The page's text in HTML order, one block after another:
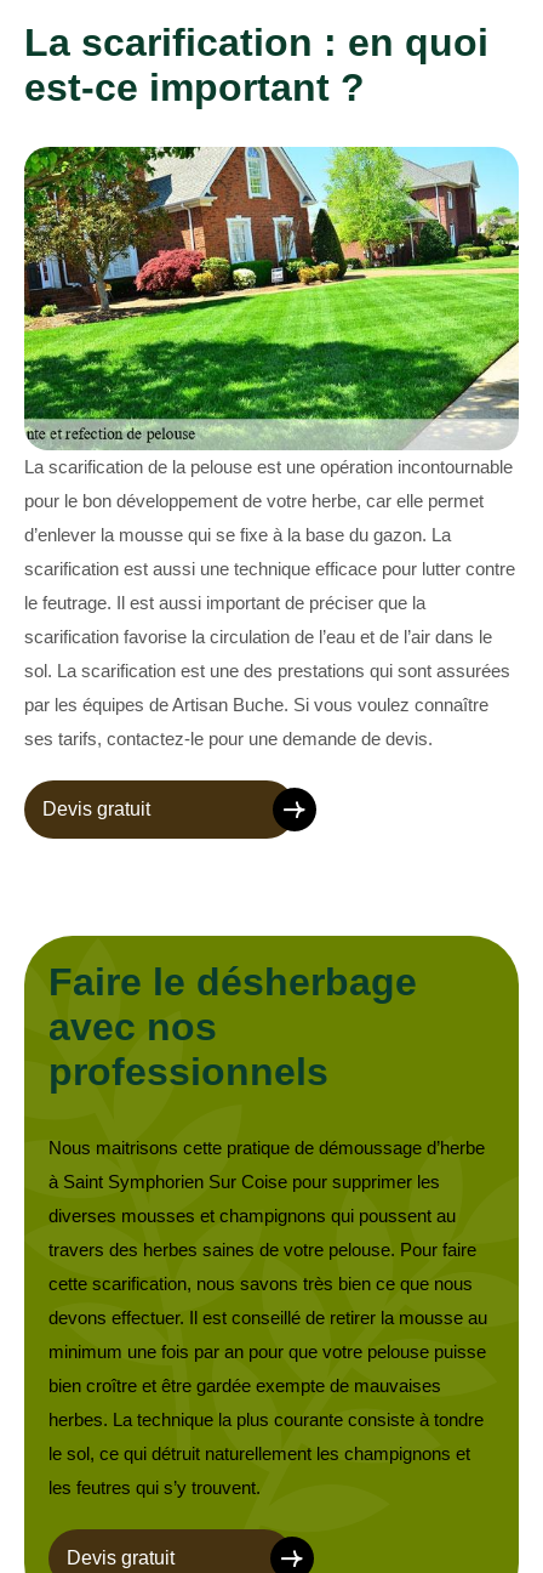
La scarification : en quoi
est-ce important ?
La scarification de la pelouse est une opération incontournable
pour le bon développement de votre herbe, car elle permet
d’enlever la mousse qui se fixe à la base du gazon. La
scarification est aussi une technique efficace pour lutter contre
le feutrage. Il est aussi important de préciser que la
scarification favorise la circulation de l’eau et de l’air dans le
sol. La scarification est une des prestations qui sont assurées
par les équipes de Artisan Buche. Si vous voulez connaître
ses tarifs, contactez-le pour une demande de devis.
Devis gratuit
Faire le désherbage
avec nos
professionnels
Nous maitrisons cette pratique de démoussage d’herbe
à Saint Symphorien Sur Coise pour supprimer les
diverses mousses et champignons qui poussent au
travers des herbes saines de votre pelouse. Pour faire
cette scarification, nous savons très bien ce que nous
devons effectuer. Il est conseillé de retirer la mousse au
minimum une fois par an pour que votre pelouse puisse
bien croître et être gardée exempte de mauvaises
herbes. La technique la plus courante consiste à tondre
le sol, ce qui détruit naturellement les champignons et
les feutres qui s’y trouvent.
Devis gratuit